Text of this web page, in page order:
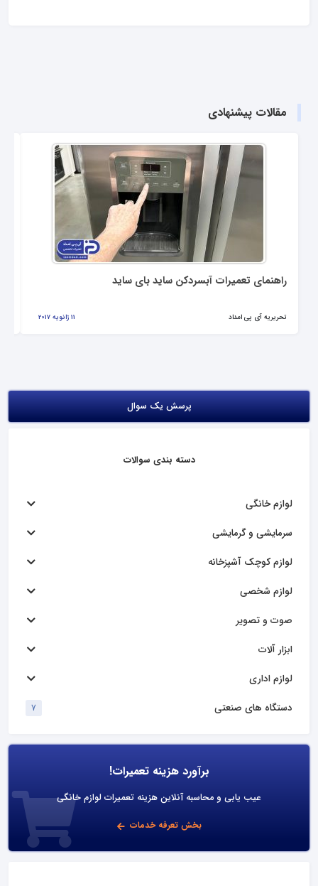
مقالات پیشنهادی
راهنمای تعمیرات آبسردکن ساید بای ساید
تحریریه آی پی امداد 11 ژانویه 2017
پرسش یک سوال
دسته بندی سوالات
لوازم خانگی
سرمایشی و گرمایشی
لوازم کوچک آشپزخانه
لوازم شخصی
صوت و تصویر
ابزار آلات
لوازم اداری
دستگاه های صنعتی
7
برآورد هزینه تعمیرات!
عیب یابی و محاسبه آنلاین هزینه تعمیرات لوازم خانگی
بخش تعرفه خدمات